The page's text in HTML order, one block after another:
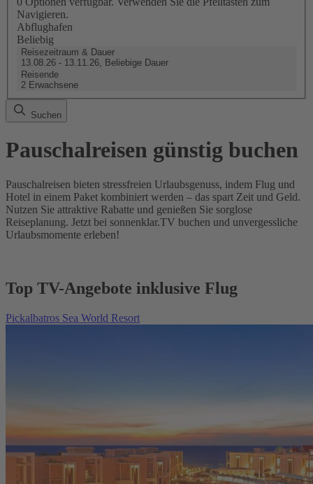
Navigieren.
Abflughafen
Beliebig
Reisezeitraum & Dauer
13.08.26 - 13.11.26, Beliebige Dauer
Reisende
2 Erwachsene
Suchen
Pauschalreisen günstig buchen
Pauschalreisen bieten stressfreien Urlaubsgenuss, indem Flug und
Hotel in einem Paket kombiniert werden – das spart Zeit und Geld.
Nutzen Sie attraktive Rabatte und genießen Sie sorglose
Reiseplanung. Jetzt bei sonnenklar.TV buchen und unvergessliche
Urlaubsmomente erleben!
Top TV-Angebote inklusive Flug
Pickalbatros Sea World Resort